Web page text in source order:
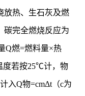
放热、生石灰及燃
碳完全燃烧反应为
Q燃=燃料量×热
度若按25℃计，物
入Q物=cmΔt（c为